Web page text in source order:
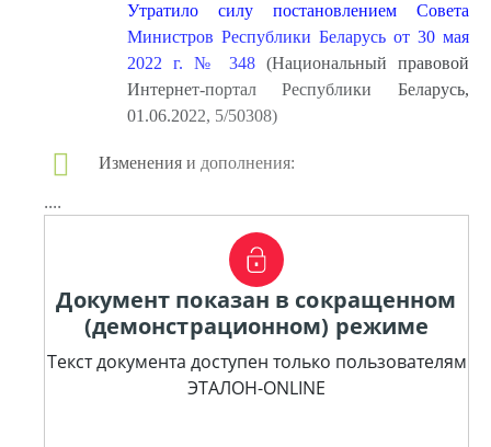
Утратило силу постановлением Совета
Министров Республики Беларусь от 30 мая
2022 г. № 348(Национальный правовой
Интернет-портал Республики Беларусь,
01.06.2022, 5/50308)
Изменения и дополнения:
....
Документ показан в сокращенном
(демонстрационном) режиме
Текст документа доступен только пользователям
ЭТАЛОН-ONLINE